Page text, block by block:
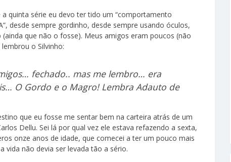
quinta série eu devo ter tido um “comportamento
desde sempre gordinho, desde sempre usando óculos,
que não o fosse). Meus amigos eram poucos (não
o Silvinho:
fechado.. mas me lembro… era
O Gordo e o Magro! Lembra Adauto de
que eu fosse me sentar bem na carteira atrás de um
Dellu. Sei lá por qual vez ele estava refazendo a sexta,
onze anos de idade, que comecei a ter um pouco mais
vida não devia ser levada tão a sério.